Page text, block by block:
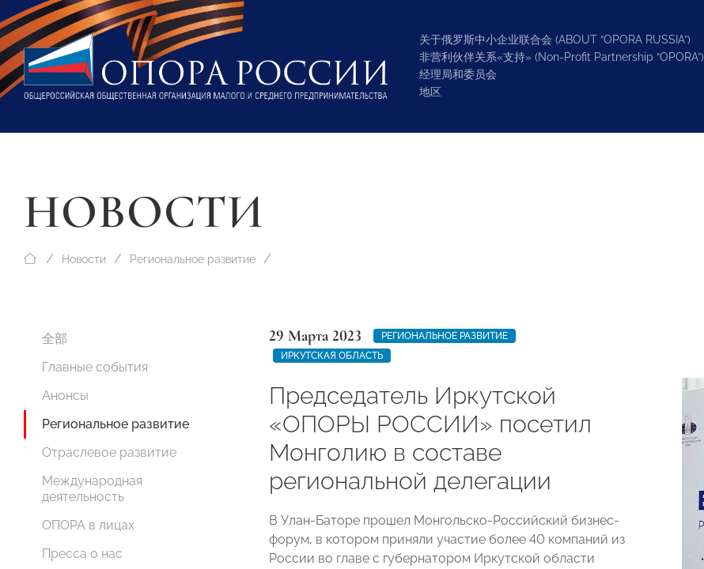
关于俄罗斯中小企业联合会 (ABOUT “OPORA RUSSIA”)
非营利伙伴关系«支持» (Non-Profit Partnership “OPORA”)
经理局和委员会
地区
НОВОСТИ
Новости Региональное развитие
全部
Главные события
Анонсы
Региональное развитие
Отраслевое развитие
Международная
деятельность
ОПОРА в лицах
Пресса о нас
29 Марта 2023
РЕГИОНАЛЬНОЕ РАЗВИТИЕ
ИРКУТСКАЯ ОБЛАСТЬ
Председатель Иркутской
«ОПОРЫ РОССИИ» посетил
Монголию в составе
региональной делегации
В Улан-Баторе прошел Монгольско-Российский бизнес-
форум, в котором приняли участие более 40 компаний из
России во главе с губернатором Иркутской области